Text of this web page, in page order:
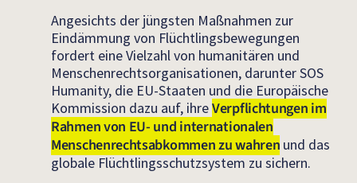
Angesichts der jüngsten Maßnahmen zur
Eindämmung von Flüchtlingsbewegungen
fordert eine Vielzahl von humanitären und
Menschenrechtsorganisationen, darunter SOS
Humanity, die EU-Staaten und die Europäische
Kommission dazu auf, ihreVerpflichtungen im
Rahmen von EU- und internationalen
Menschenrechtsabkommen zu wahren und das
globale Flüchtlingsschutzsystem zu sichern.